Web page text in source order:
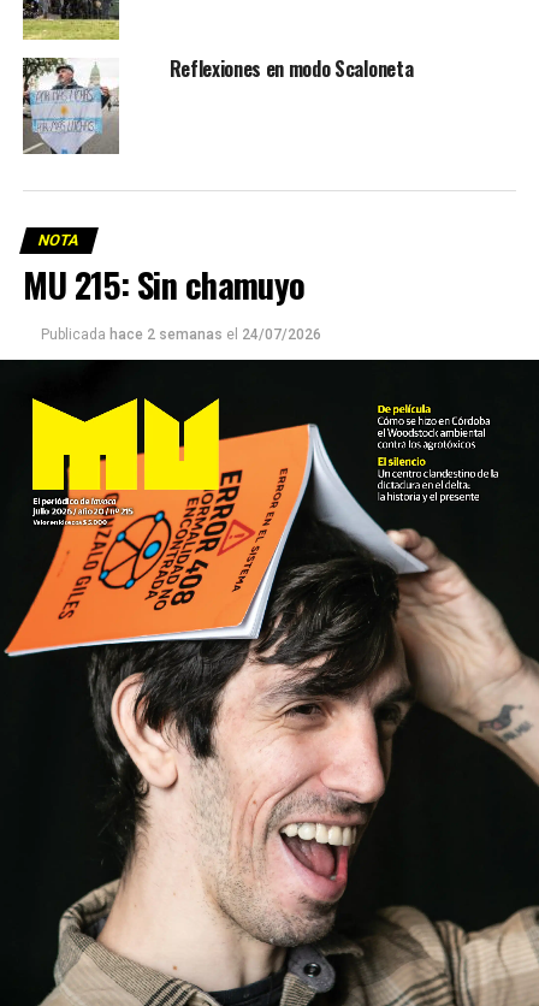
Reflexiones en modo Scaloneta
NOTA
MU 215: Sin chamuyo
Publicada hace 2 semanas el 24/07/2026